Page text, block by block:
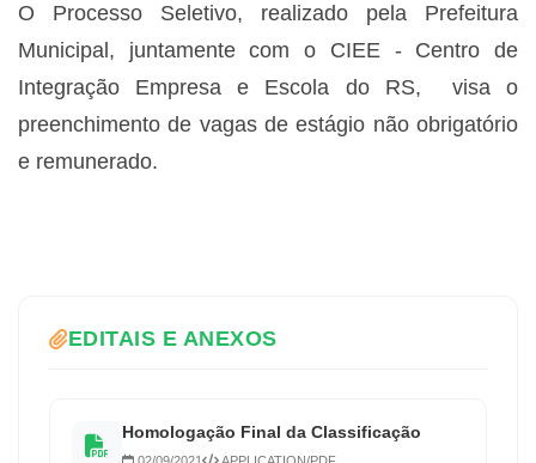
O Processo Seletivo, realizado pela Prefeitura
Municipal, juntamente com o CIEE - Centro de
Integração Empresa e Escola do RS, visa o
preenchimento de vagas de estágio não obrigatório
e remunerado.
EDITAIS E ANEXOS
Homologação Final da Classificação